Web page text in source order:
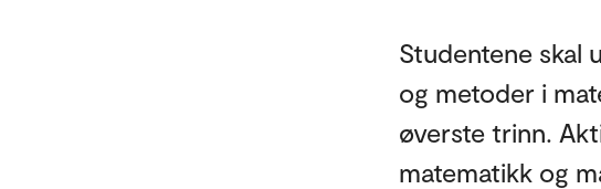
Studentene skal
og metoder i
øverste trinn.
matematikk og